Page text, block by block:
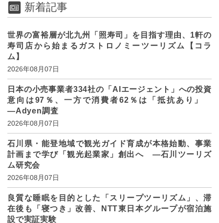
新着記事
世界の富裕層が北九州「照寿司」を目指す理由、1軒の
寿司店から始まるガストロノミーツーリズム【コラ
ム】
2026年08月07日
日本の小売事業者334社の「AIエージェント」への投資
意向は97％、一方で消費者62％は「抵抗あり」
―Adyen調査
2026年08月07日
石川県・能登地域で観光ガイド育成が本格始動、事業
計画まで学び「観光起業家」創出へ ―石川ツーリズ
ム研究会
2026年08月07日
良質な睡眠を目的とした「スリープツーリズム」、滞
在後も「寝つき」改善、NTT東日本グループが宿泊施
設で実証実験